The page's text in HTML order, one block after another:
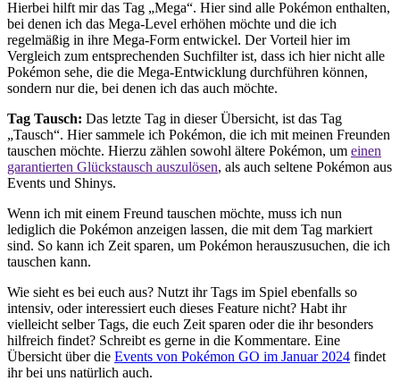
Hierbei hilft mir das Tag
Mega . Hier sind alle Pokémon enthalten,
bei denen ich das Mega-Level erhöhen möchte und die ich
regelmäßig in ihre Mega-Form entwickel. Der Vorteil hier im
Vergleich zum entsprechenden Suchfilter ist, dass ich hier nicht alle
Pokémon sehe, die die Mega-Entwicklung durchführen können,
sondern nur die, bei denen ich das auch möchte.
Tag Tausch: Das letzte Tag in dieser Übersicht, ist das Tag
Tausch . Hier sammele ich Pokémon, die ich mit meinen Freunden
tauschen möchte. Hierzu zählen sowohl ältere Pokémon, um einen
garantierten Glückstausch auszulösen, als auch seltene Pokémon aus
Events und Shinys.
Wenn ich mit einem Freund tauschen möchte, muss ich nun
lediglich die Pokémon anzeigen lassen, die mit dem Tag markiert
sind. So kann ich Zeit sparen, um Pokémon herauszusuchen, die ich
tauschen kann.
Wie sieht es bei euch aus? Nutzt ihr Tags im Spiel ebenfalls so
intensiv, oder interessiert euch dieses Feature nicht? Habt ihr
vielleicht selber Tags, die euch Zeit sparen oder die ihr besonders
hilfreich findet? Schreibt es gerne in die Kommentare. Eine
Übersicht über die Events von Pokémon GO im Januar 2024 findet
ihr bei uns natürlich auch.